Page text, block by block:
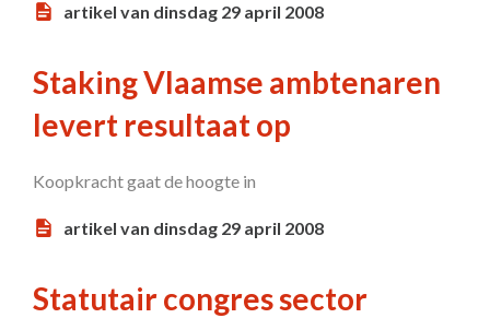
artikel van dinsdag 29 april 2008
Staking Vlaamse ambtenaren
levert resultaat op
Koopkracht gaat de hoogte in
artikel van dinsdag 29 april 2008
Statutair congres sector